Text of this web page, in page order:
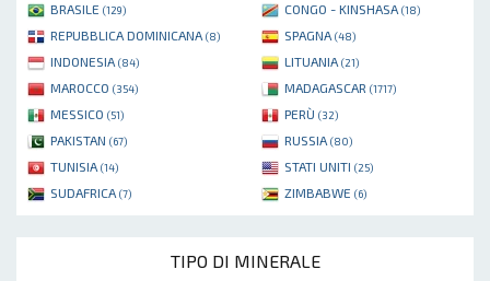
BRASILE (129) CONGO - KINSHASA (18)
REPUBBLICA DOMINICANA (8) SPAGNA (48)
INDONESIA (84) LITUANIA (21)
MAROCCO (354) MADAGASCAR (1717)
MESSICO (51) PERÙ (32)
PAKISTAN (67) RUSSIA (80)
TUNISIA (14) STATI UNITI (25)
SUDAFRICA (7) ZIMBABWE (6)
TIPO DI MINERALE